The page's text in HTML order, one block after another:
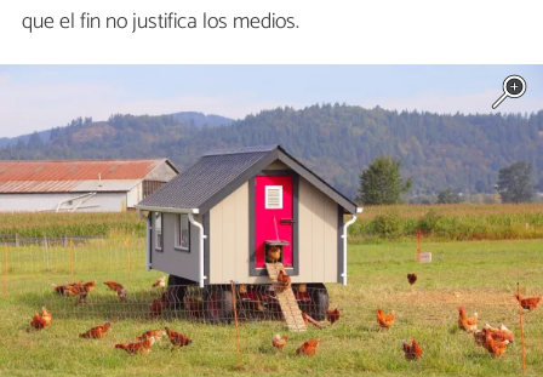
que el fin no justifica los medios.